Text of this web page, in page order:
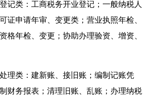
记类：工商税务开业登记；一般纳税人
证申请年审、变更类；营业执照年检、
格年检、变更；协助办理验资、增资、
理类：建新账、接旧账；编制记账凭
财务报表；清理旧账、乱账；办理纳税